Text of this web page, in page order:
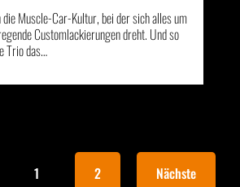
die Muscle-Car-Kultur, bei der sich alles um
Customlackierungen dreht. Und so
Trio das…
1 2 Nächste